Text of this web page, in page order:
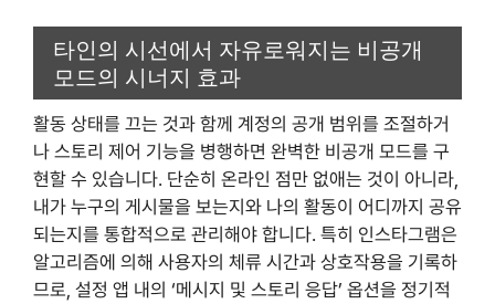
타인의 시선에서 자유로워지는 비공개
모드의 시너지 효과
활동 상태를 끄는 것과 함께 계정의 공개 범위를 조절하거
나 스토리 제어 기능을 병행하면 완벽한 비공개 모드를 구
현할 수 있습니다. 단순히 온라인 점만 없애는 것이 아니라,
내가 누구의 게시물을 보는지와 나의 활동이 어디까지 공유
되는지를 통합적으로 관리해야 합니다. 특히 인스타그램은
알고리즘에 의해 사용자의 체류 시간과 상호작용을 기록하
므로, 설정 앱 내의 ‘메시지 및 스토리 응답’ 옵션을 정기적